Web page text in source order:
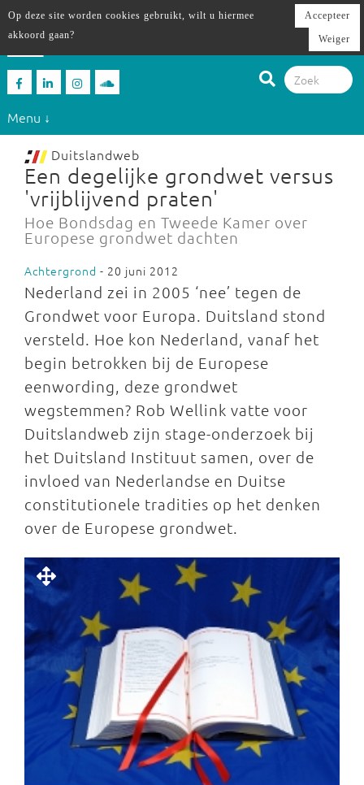
Menu ↓
Duitslandweb
Een degelijke grondwet versus
'vrijblijvend praten'
Hoe Bondsdag en Tweede Kamer over
Europese grondwet dachten
Achtergrond - 20 juni 2012
Nederland zei in 2005 ‘nee’ tegen de
Grondwet voor Europa. Duitsland stond
versteld. Hoe kon Nederland, vanaf het
begin betrokken bij de Europese
eenwording, deze grondwet
wegstemmen? Rob Wellink vatte voor
Duitslandweb zijn stage-onderzoek bij
het Duitsland Instituut samen, over de
invloed van Nederlandse en Duitse
constitutionele tradities op het denken
over de Europese grondwet.
Op deze site worden cookies gebruikt, wilt u hiermee
akkoord gaan?
Accepteer
Weiger